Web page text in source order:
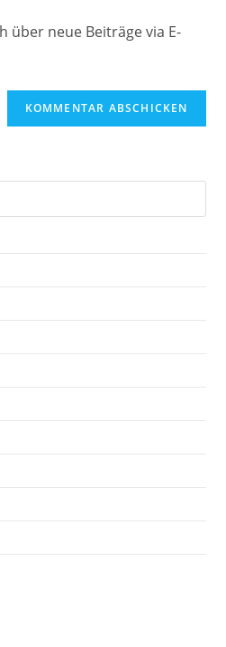
über neue Beiträge via E-